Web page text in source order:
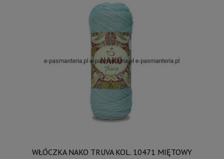
WŁÓCZKA NAKO TRUVA KOL. 10471 MIĘTOWY